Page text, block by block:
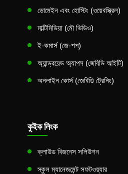
ডোমেইন এবং হোস্টিং (ওয়েবস্ক্রিল)
মাল্টিমিডিয়া (মৌ ভিডিও)
ই-কমার্স (জে-শপ)
অ্যান্ড্রয়েড অ্যাপস (জেবিডি আইটি)
অনলাইন কোর্স (জেবিডি ট্রেনিং)
কুইক লিংক
ক্লাউড বিজনেস সলিউশন
স্কুল ম্যানেজমেন্ট সফটওয়্যার